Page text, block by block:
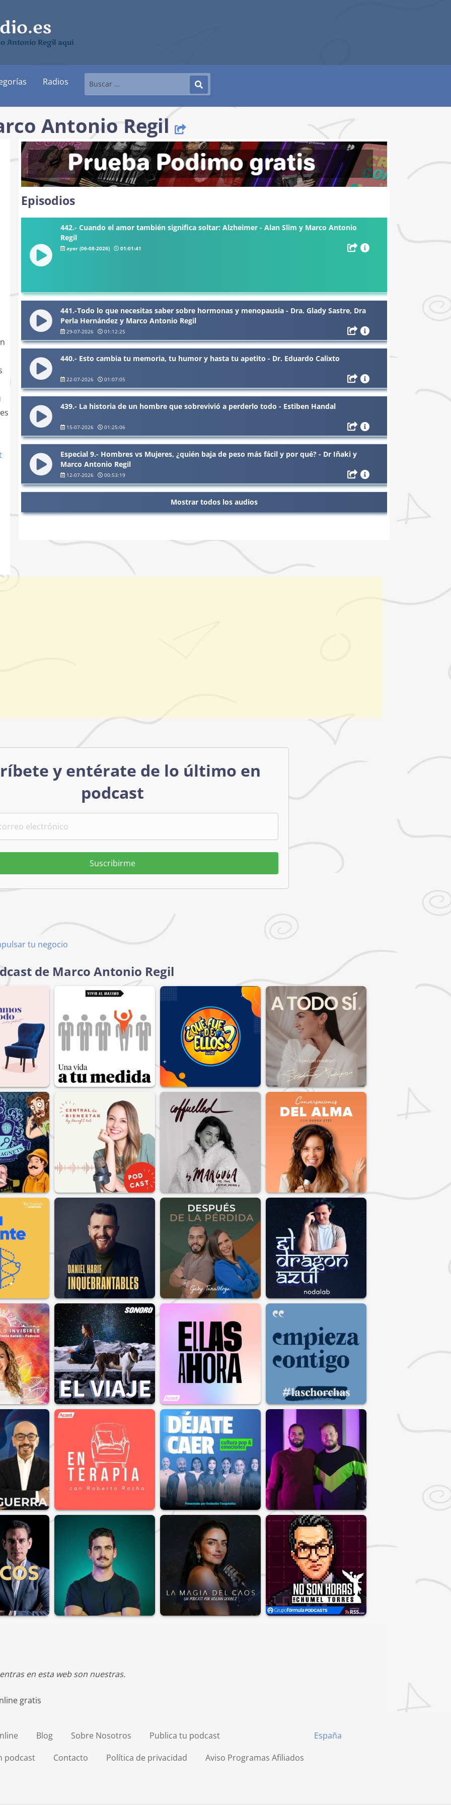
Antonio Regil aquí
Radios
Antonio Regil
Episodios
442.- Cuando el amor también significa soltar: Alzheimer - Alan Slim y Marco Antonio
Regil
ayer (06-08-2026) 01:01:41
441.-Todo lo que necesitas saber sobre hormonas y menopausia - Dra. Glady Sastre, Dra
Perla Hernández y Marco Antonio Regil
29-07-2026 01:12:25
440.- Esto cambia tu memoria, tu humor y hasta tu apetito - Dr. Eduardo Calixto
22-07-2026 01:07:05
439.- La historia de un hombre que sobrevivió a perderlo todo - Estiben Handal
15-07-2026 01:25:06
Especial 9.- Hombres vs Mujeres, ¿quién baja de peso más fácil y por qué? - Dr Iñaki y
Marco Antonio Regil
12-07-2026 00:53:19
Mostrar todos los audios
y entérate de lo último en
podcast
Suscribirme
tu negocio
de Marco Antonio Regil
en esta web son nuestras.
gratis
España
Blog Sobre Nosotros
Publica tu podcast
podcast
Contacto Política de privacidad Aviso Programas Afiliados